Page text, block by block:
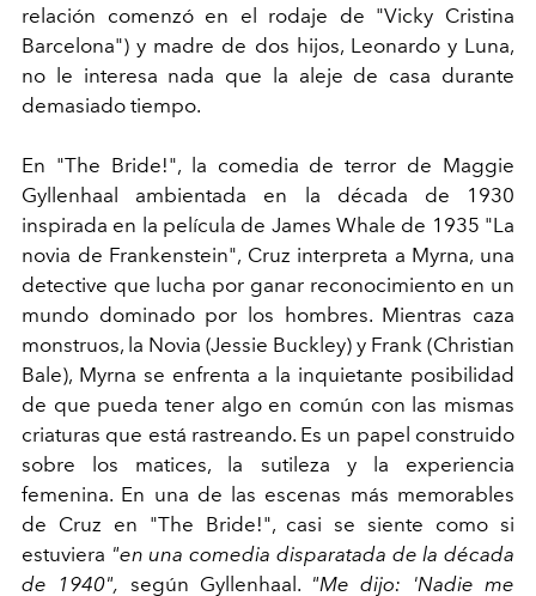
relación comenzó en el rodaje de "Vicky Cristina
Barcelona") y madre de dos hijos, Leonardo y Luna,
no le interesa nada que la aleje de casa durante
demasiado tiempo.
En "The Bride!", la comedia de terror de Maggie
Gyllenhaal ambientada en la década de 1930
inspirada en la película de James Whale de 1935 "La
novia de Frankenstein", Cruz interpreta a Myrna, una
detective que lucha por ganar reconocimiento en un
mundo dominado por los hombres. Mientras caza
monstruos, la Novia (Jessie Buckley) y Frank (Christian
Bale), Myrna se enfrenta a la inquietante posibilidad
de que pueda tener algo en común con las mismas
criaturas que está rastreando. Es un papel construido
sobre los matices, la sutileza y la experiencia
femenina. En una de las escenas más memorables
de Cruz en "The Bride!", casi se siente como si
estuviera "en una comedia disparatada de la década
de 1940", según Gyllenhaal. "Me dijo: 'Nadie me